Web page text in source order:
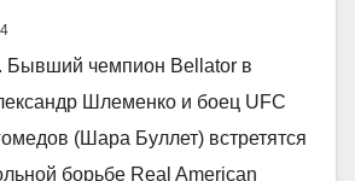
Бывший чемпион Bellator в
Шлеменко и боец UFC
(Шара Буллет) встретятся
борьбе Real American